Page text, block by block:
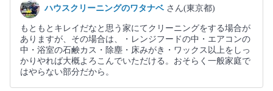
ハウスクリーニングのワタナベ さん(東京都)
もともとキレイだなと思う家にてクリーニングをする場合が
ありますが、その場合は、・レンジフードの中・エアコンの
中・浴室の石鹸カス・除塵・床みがき・ワックス以上をしっ
かりやれば大概よろこんでいただける。おそらく一般家庭で
はやらない部分だから。